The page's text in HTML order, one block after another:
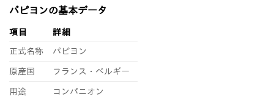
パピヨンの基本データ
項目 詳細
正式名称 パピヨン
原産国 フランス・ベルギー
用途 コンパニオン